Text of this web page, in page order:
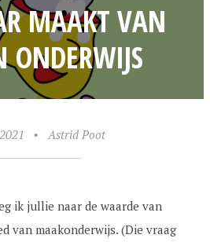
MAAKT VAN
ONDERWIJS
• Astrid Poot
ik jullie naar de waarde van
van maakonderwijs. (Die vraag